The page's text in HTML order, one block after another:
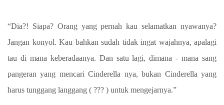
“Dia?! Siapa? Orang yang pernah kau selamatkan nyawanya?
Jangan konyol. Kau bahkan sudah tidak ingat wajahnya, apalagi
tau di mana keberadaanya. Dan satu lagi, dimana - mana sang
pangeran yang mencari Cinderella nya, bukan Cinderella yang
harus tunggang langgang ( ??? ) untuk mengejarnya.”